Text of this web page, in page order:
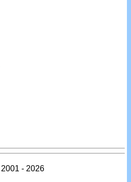
- 2026